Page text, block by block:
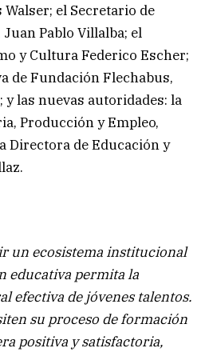
el Secretario de
Pablo Villalba; el
y Cultura Federico Escher;
de Fundación Flechabus,
las nuevas autoridades: la
Producción y Empleo,
Directora de Educación y
un ecosistema institucional
educativa permita la
efectiva de jóvenes talentos.
su proceso de formación
positiva y satisfactoria,